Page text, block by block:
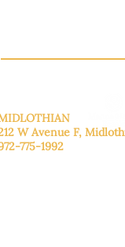
W Avenue F,
775-1992